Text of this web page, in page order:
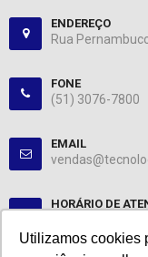
Utilizamos cookies
Utilizamos cookies
ENDEREÇO
Rua
FONE
(51) 3076-7800
EMAIL
HORÁRIO DE